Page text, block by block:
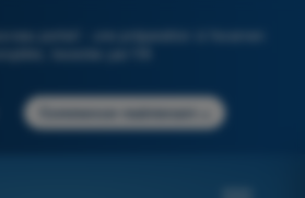
portail : une préparation à l'examen
Commencer maintenant